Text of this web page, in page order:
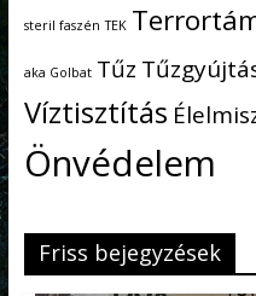
steril faszén TEK
aka Golbat Tűz
Víztisztítás
Önvédelem
Friss bejegyzések